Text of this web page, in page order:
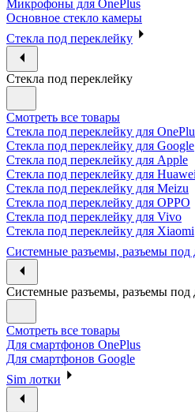
Микрофоны для OnePlus
Основное стекло камеры
Стекла под переклейку
Стекла под переклейку
Смотреть все товары
Стекла под переклейку для
Стекла под переклейку для Google
Стекла под переклейку для Apple
Стекла под переклейку для Huawei
Стекла под переклейку для Meizu
Стекла под переклейку для OPPO
Стекла под переклейку для Vivo
Стекла под переклейку для Xiaomi
Системные разъемы, разъемы под
Системные разъемы, разъемы под
Смотреть все товары
Для смартфонов OnePlus
Для смартфонов Google
Sim лотки